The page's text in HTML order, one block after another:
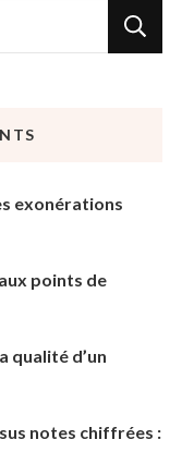
exonérations
points de
qualité d’un
notes chiffrées :